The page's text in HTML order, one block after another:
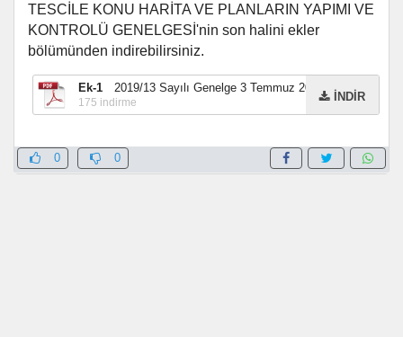
TESCİLE KONU HARİTA VE PLANLARIN YAPIMI VE
KONTROLÜ GENELGESİ'nin son halini ekler
bölümünden indirebilirsiniz.
Ek-1
2019/13 Sayılı Genelge 3 Temmuz 2020
175 indirme İNDİR
0 0